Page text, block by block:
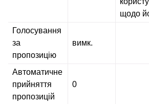
щодо
Голосування
за
пропозицію
вимк.
Автоматичне
прийняття
пропозицій
0